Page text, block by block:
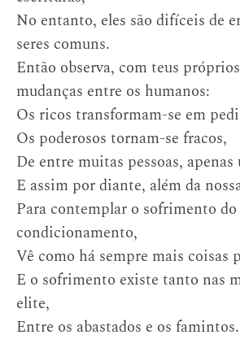
No entanto, eles são difíceis de
seres comuns.
Então observa, com teus
mudanças entre os humanos:
Os ricos transformam-se em
Os poderosos tornam-se fracos,
De entre muitas pessoas,
E assim por diante, além da
Para contemplar o sofrimento do
condicionamento,
Vê como há sempre mais coisas
E o sofrimento existe tanto nas
elite,
Entre os abastados e os famintos.